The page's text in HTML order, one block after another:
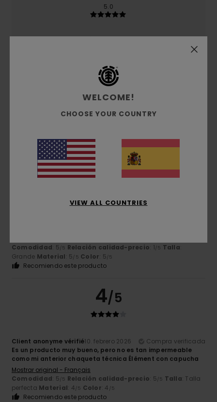
5.0
Demasiado pequeño
Demasiado grande
5
Comodidad: 5/5 Relación calidad-precio: 1/5 Talla:
Grande Material: 5/5 Color: 5/5
Recomiendo este producto
4/5
Client anonyme vérifié10. febrero 2026
Compra verificada
Es un producto muy bueno, pero no es tan impermeable
como mi anterior chaqueta técnica Élément con capucha
Mostrar original - Français
Comodidad: 5/5 Relación calidad-precio: 5/5 Talla: Talla
perfecta Material: 4/5 Color: 4 /5
Recomiendo este producto
WELCOME!
CHOOSE YOUR COUNTRY
VIEW ALL COUNTRIES